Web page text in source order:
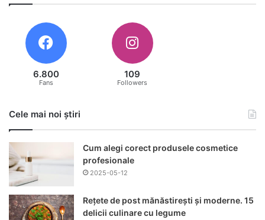
6.800
Fans
109
Followers
Cele mai noi știri
Cum alegi corect produsele cosmetice
profesionale
2025-05-12
Rețete de post mănăstirești și moderne. 15
delicii culinare cu legume